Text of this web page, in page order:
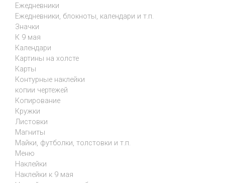
Ежедневники
Ежедневники, блокноты, календари и т.п.
Значки
К 9 мая
Календари
Картины на холсте
Карты
Контурные наклейки
копии чертежей
Копирование
Кружки
Листовки
Магниты
Майки, футболки, толстовки и т.п.
Меню
Наклейки
Наклейки к 9 мая